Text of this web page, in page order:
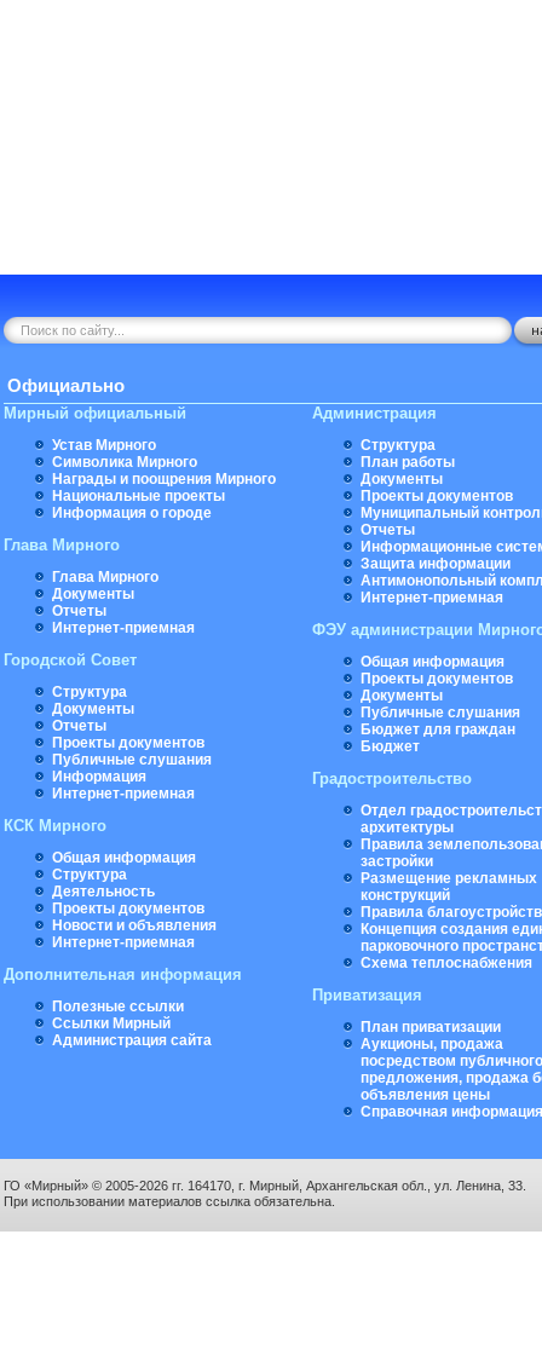
Официально
Мирный официальный
Устав Мирного
Символика Мирного
Награды и поощрения Мирного
Национальные проекты
Информация о городе
Глава Мирного
Глава Мирного
Документы
Отчеты
Интернет-приемная
Городской Совет
Структура
Документы
Отчеты
Проекты документов
Публичные слушания
Информация
Интернет-приемная
КСК Мирного
Общая информация
Структура
Деятельность
Проекты документов
Новости и объявления
Интернет-приемная
Дополнительная информация
Полезные ссылки
Ссылки Мирный
Администрация сайта
Администрация
Структура
План работы
Документы
Проекты документов
Муниципальный
Отчеты
Информационные
Защита информации
Антимонопольный
Интернет-приемная
ФЭУ администрации
Общая информация
Проекты документов
Документы
Публичные слушания
Бюджет для граждан
Бюджет
Градостроительство
Отдел
архитектуры
Правила
застройки
Размещение рекламных
конструкций
Правила
Концепция создания
парковочного
Схема теплоснабжения
Приватизация
План приватизации
Аукционы, продажа
посредством публичного
предложения, продажа
объявления цены
Справочная информация
ГО «Мирный» © 2005-2026 гг. 164170, г. Мирный, Архангельская обл., ул. Ленина, 33.
При использовании материалов ссылка обязательна.